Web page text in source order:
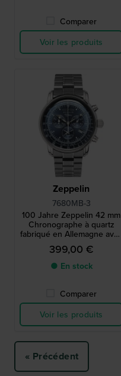
Comparer
Voir les produits
Zeppelin
7680MB-3
100 Jahre Zeppelin 42 mm
Chronographe à quartz
fabriqué en Allemagne avec
alarme et mouvement
suisse
399,00 €
● En stock
Comparer
Voir les produits
« Précédent